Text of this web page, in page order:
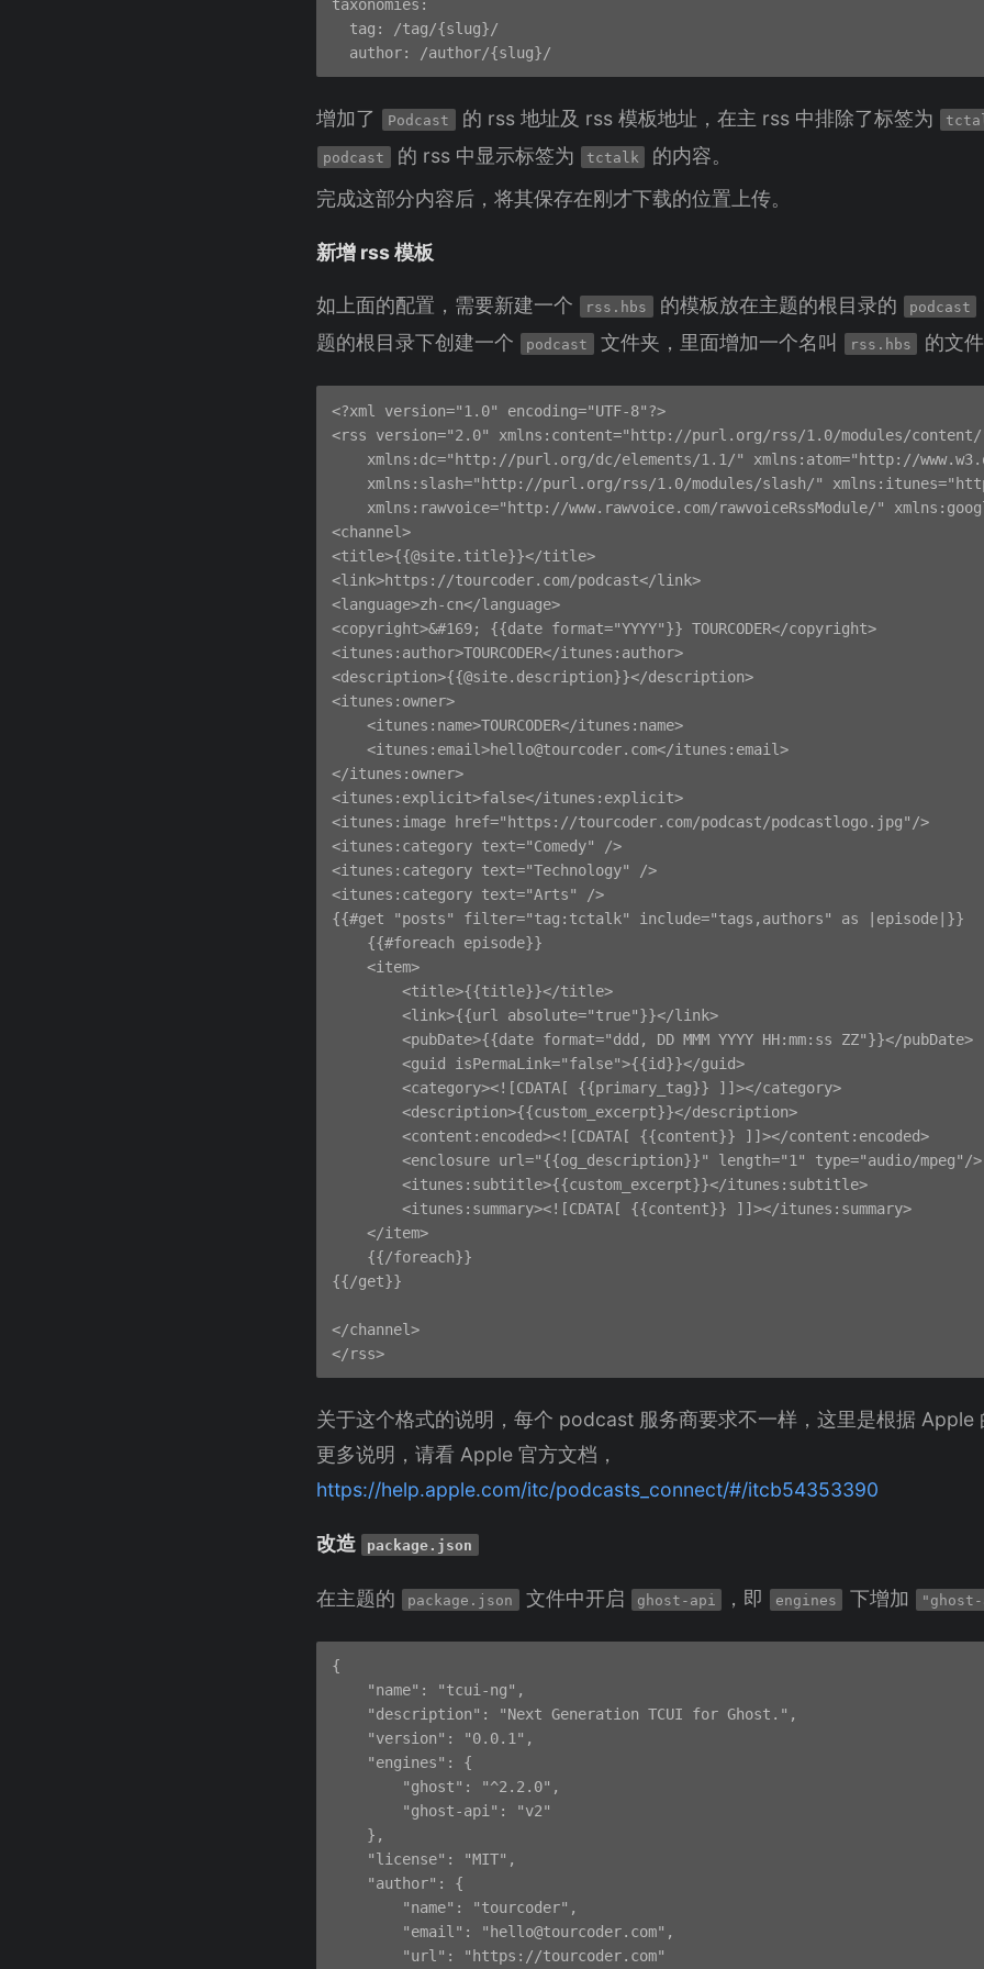
taxonomies:
  tag: /tag/{slug}/
增加了 Podcast 的 rss 地址及 rss 模板地址，在主 rss 中排除了标签为
podcast 的 rss 中显示标签为 tctalk
的内容。
完成这部分内容后，将其保存在刚才下载的位置上传。
新增 rss 模板
如上面的配置，需要新建一个 rss.hbs 的模板放在主题的根目录的 podcast
题的根目录下创建一个
podcast 文件夹，里面增加一个名叫 rss.hbs 的文件
<?xml version="1.0" encoding="UTF-8"?>
<rss version="2.0" xmlns:content="http://purl.org/rss/1.0/modules/content/"
xmlns:dc="http://purl.org/dc/elements/1.1/" xmlns:atom="http://
xmlns:slash="http://purl.org/rss/1.0/modules/slash/"
xmlns:rawvoice="http://www.rawvoice.com/rawvoiceRssModule/"
<channel>
<title>{{@site.title}}</title>
<link>https://tourcoder.com/podcast</link>
<language>zh-cn</language>
<copyright>&#169; {{date format="YYYY"}} TOURCODER</copyright>
<itunes:author>TOURCODER</itunes:author>
<description>{{@site.description}}</description>
<itunes:owner>
    <itunes:name>TOURCODER</itunes:name>
    <itunes:email>
hello@tourcoder.com</itunes:email>
</itunes:owner>
<itunes:explicit>false</itunes:explicit>
<itunes:image href="https://tourcoder.com/podcast/podcastlogo.jpg"/>
<itunes:category text="Comedy" />
<itunes:category text="Technology" />
<itunes:category text="Arts" />
{{#get "posts" filter="tag:tctalk" include="tags,authors" as |episode|}}
    {{#foreach episode}}
    <item>
        <title>{{title}}</title>
        <link>{{url absolute="true"}}</link>
        <pubDate>{{date format="ddd, DD MMM YYYY HH:mm:ss ZZ"}}</pubDate>
        <guid isPermaLink="false">{{id}}</guid>
        <category><![CDATA[ {{primary_tag}} ]]></category>
        <description>{{custom_excerpt}}</description>
        <content:encoded><![CDATA[ {{content}} ]]></content:encoded>
        <enclosure url="{{og_description}}" length="1" type="audio/mpeg"/>
        <itunes:subtitle>{{custom_excerpt}}</itunes:subtitle>
        <itunes:summary><![CDATA[ {{content}} ]]></itunes:summary>
    </item>
    {{/foreach}}
{{/get}}
</channel>
关于这个格式的说明，每个 podcast 服务商要求不一样，这里是根据 Apple
更多说明，请看 Apple 官方文档，
https://help.apple.com/itc/podcasts_connect/#/itcb54353390
改造 package.json
在主题的 package.json 文件中开启 ghost-api ，即 engines 下增加
{
    "name": "tcui-ng",
    "description": "Next Generation TCUI for Ghost.",
    "version": "0.0.1",
    "engines": {
        "ghost": "^2.2.0",
        "ghost-api": "v2"
    },
    "license": "MIT",
    "author": {
        "name": "tourcoder",
        "email": "
hello@tourcoder.com",
        "url": "https://tourcoder.com"